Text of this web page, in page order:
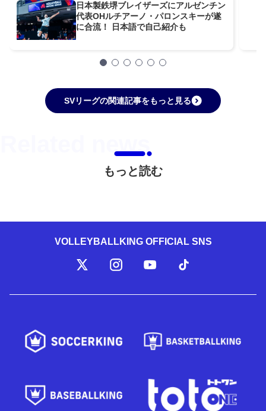
日本製鉄堺ブレイザーズにアルゼンチン
代表OHルチアーノ・パロンスキーが遂
に合流！ 日本語で自己紹介も
SVリーグの関連記事をもっと見る
もっと読む
VOLLEYBALLKING OFFICIAL SNS